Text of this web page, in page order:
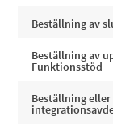
Beställning av
Beställning av
Funktionsstöd
Beställning